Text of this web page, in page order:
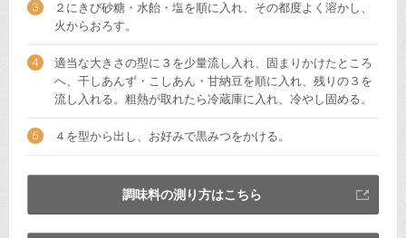
２にきび砂糖・水飴・塩を順に入れ、その都度よく溶かし、
火からおろす。
適当な大きさの型に３を少量流し入れ、固まりかけたところ
へ、干しあんず・こしあん・甘納豆を順に入れ、残りの３を
流し入れる。粗熱が取れたら冷蔵庫に入れ、冷やし固める。
４を型から出し、お好みで黒みつをかける。
調味料の測り方はこちら